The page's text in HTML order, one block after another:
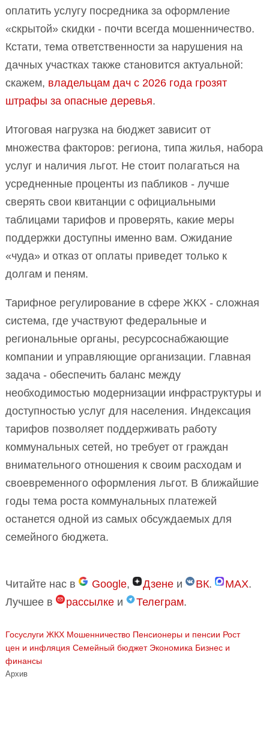
оплатить услугу посредника за оформление
«скрытой» скидки - почти всегда мошенничество.
Кстати, тема ответственности за нарушения на
дачных участках также становится актуальной:
скажем, владельцам дач с 2026 года грозят
штрафы за опасные деревья.
Итоговая нагрузка на бюджет зависит от
множества факторов: региона, типа жилья, набора
услуг и наличия льгот. Не стоит полагаться на
усредненные проценты из пабликов - лучше
сверять свои квитанции с официальными
таблицами тарифов и проверять, какие меры
поддержки доступны именно вам. Ожидание
«чуда» и отказ от оплаты приведет только к
долгам и пеням.
Тарифное регулирование в сфере ЖКХ - сложная
система, где участвуют федеральные и
региональные органы, ресурсоснабжающие
компании и управляющие организации. Главная
задача - обеспечить баланс между
необходимостью модернизации инфраструктуры и
доступностью услуг для населения. Индексация
тарифов позволяет поддерживать работу
коммунальных сетей, но требует от граждан
внимательного отношения к своим расходам и
своевременного оформления льгот. В ближайшие
годы тема роста коммунальных платежей
останется одной из самых обсуждаемых для
семейного бюджета.
Читайте нас в Google, Дзене и ВК. MAX.
Лучшее в
рассылке и Телеграм.
Госуслуги ЖКХ Мошенничество Пенсионеры и пенсии Рост
цен и инфляция Семейный бюджет Экономика Бизнес и
финансы
Архив